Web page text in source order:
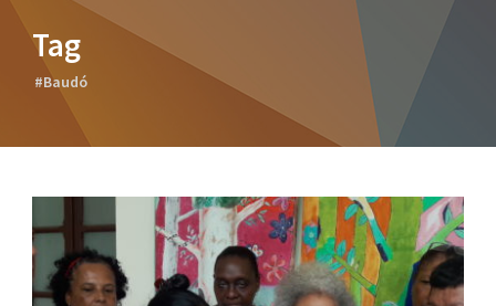
Tag
#Baudó